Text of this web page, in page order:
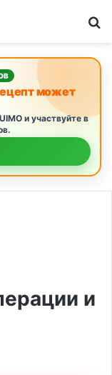
может
и участвуйте в
и